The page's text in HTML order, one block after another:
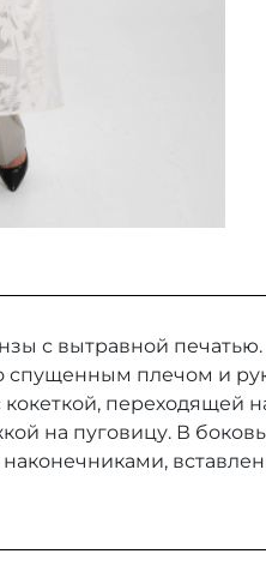
с вытравной печатью.
спущенным плечом и
переходящей
на пуговицу. В